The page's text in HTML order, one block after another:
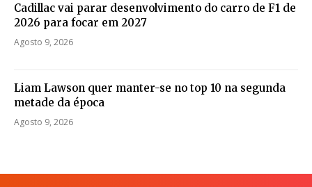
Cadillac vai parar desenvolvimento do carro de F1 de
2026 para focar em 2027
Agosto 9, 2026
Liam Lawson quer manter-se no top 10 na segunda
metade da época
Agosto 9, 2026